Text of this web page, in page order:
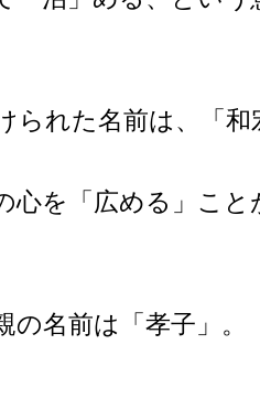
られた名前は、「和
心を「広める」こ
の名前は「孝子」。